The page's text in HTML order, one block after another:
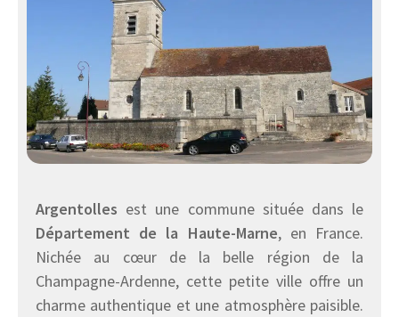
Argentolles est une commune située dans le
Département de la Haute-Marne, en France.
Nichée au cœur de la belle région de la
Champagne-Ardenne, cette petite ville offre un
charme authentique et une atmosphère paisible.